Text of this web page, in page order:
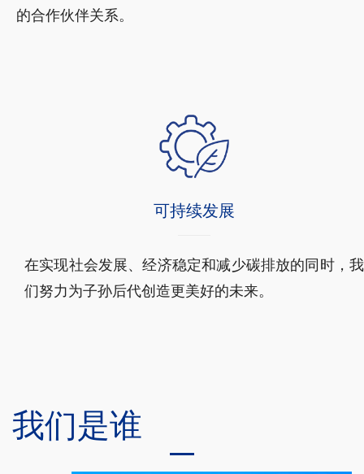
的合作伙伴关系。
可持续发展
在实现社会发展、经济稳定和减少碳排放的同时，我
们努力为子孙后代创造更美好的未来。
我们是谁